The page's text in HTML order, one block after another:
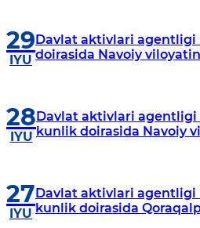
29
IYU
Davlat aktivlari
doirasida Navoiy
28
IYU
Davlat aktivlari
kunlik doirasida Navoiy
27
IYU
Davlat aktivlari agentligi
kunlik doirasida